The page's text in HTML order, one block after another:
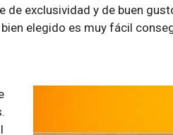
de exclusividad y de buen
elegido es muy fácil